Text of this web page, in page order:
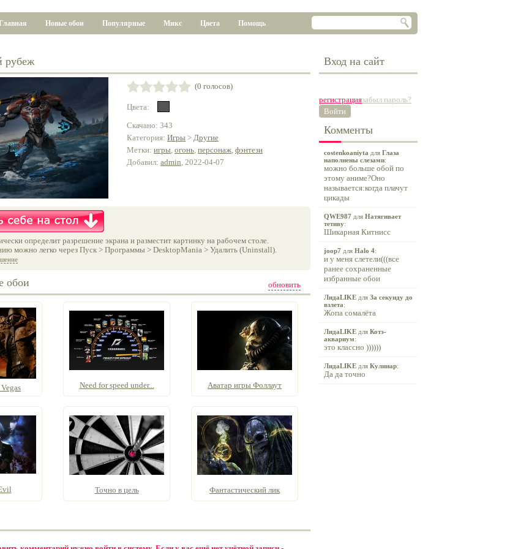
Новые обои Популярные Микс Цвета Помощь
рубеж
(0 голосов)
Цвета:
Скачано: 343
Категория: Игры > Другие
Метки: игры, огонь, персонаж, фэнтези
Добавил: admin, 2022-04-07
определит разрешение экрана и разместит картинку на рабочем столе.
можно легко через Пуск > Программы > DesktopMania > Удалить (Uninstall).
обновить
обои
Need for speed under... Аватар игры Фоллаут
Точно в цель Фантастический лик
Вход на сайт
регистрациязабыл пароль?
Войти
Комменты
costenkoaniyta для Глаза
наполнены слезами:
можно больше обой по
этому аниме?Оно
называется:когда плачут
цикады
QWE987 для Натягивает
тетиву:
Шикарная Китнисс
joop7 для Halo 4:
и у меня слетели(((все
ранее сохраненные
избранные обои
ЛидаLIKE для За секунду до
взлета:
Жопа сомалёта
ЛидаLIKE для Котэ-
аквариум:
это классно ))))))
ЛидаLIKE для Кулинар:
Да да точно